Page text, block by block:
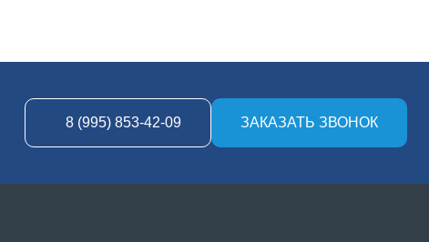
8 (995) 853-42-09 ЗАКАЗАТЬ ЗВОНОК